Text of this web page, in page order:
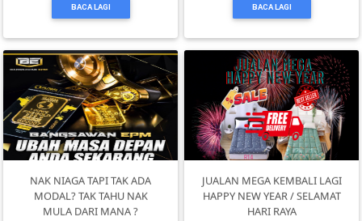
BACA LAGI BACA LAGI
NAK NIAGA TAPI TAK ADA
MODAL? TAK TAHU NAK
MULA DARI MANA ?
JUALAN MEGA KEMBALI LAGI
HAPPY NEW YEAR / SELAMAT
HARI RAYA
PELANCONGAN(1)
RUMAH
BARANG
PERIBADI(4)
PEKERJAAN(0)